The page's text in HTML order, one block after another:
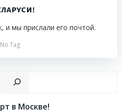
и мы прислали его почтой.
No Tag
в Москве!